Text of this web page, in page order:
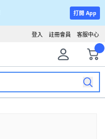
打開 App
客服中心
註冊會員
登入